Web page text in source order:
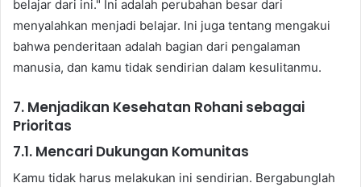
belajar dari ini." Ini adalah perubahan besar dari
menyalahkan menjadi belajar. Ini juga tentang mengakui
bahwa penderitaan adalah bagian dari pengalaman
manusia, dan kamu tidak sendirian dalam kesulitanmu.
7. Menjadikan Kesehatan Rohani sebagai
Prioritas
7.1. Mencari Dukungan Komunitas
Kamu tidak harus melakukan ini sendirian. Bergabunglah